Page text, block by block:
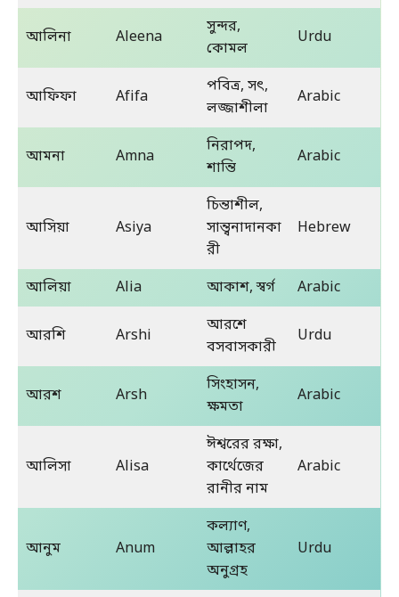
আলিনা Aleena
সুন্দর,
কোমল
Urdu
আফিফা Afifa
পবিত্র, সৎ,
লজ্জাশীলা
Arabic
আমনা Amna
নিরাপদ,
শান্তি
Arabic
আসিয়া Asiya
চিন্তাশীল,
সান্ত্বনাদানকা
রী
Hebrew
আলিয়া Alia আকাশ, স্বর্গ Arabic
আরশি Arshi
আরশে
বসবাসকারী
Urdu
আরশ Arsh
সিংহাসন,
ক্ষমতা
Arabic
আলিসা Alisa
ঈশ্বরের রক্ষা,
কার্থেজের
রানীর নাম
Arabic
আনুম Anum
কল্যাণ,
আল্লাহর
অনুগ্রহ
Urdu